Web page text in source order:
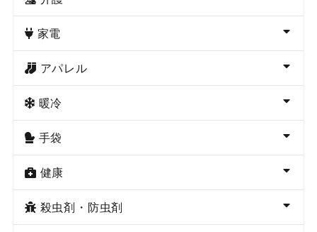
家電
アパレル
暖冷
手袋
健康
殺虫剤・防虫剤